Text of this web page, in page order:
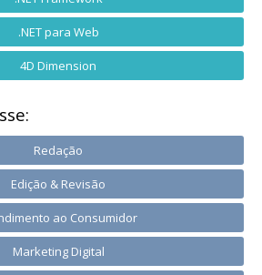
.NET para Web
4D Dimension
Redação
Edição & Revisão
ao Consumidor
Marketing Digital